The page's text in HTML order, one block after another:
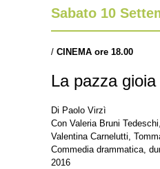
Sabato 10
/ CINEMA ore 18.00
La pazza gioia
Di Paolo Virzì
Con Valeria Bruni
Valentina Carnelutti,
Commedia drammatica,
2016